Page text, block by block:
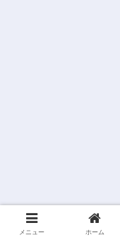
メニュー ホーム